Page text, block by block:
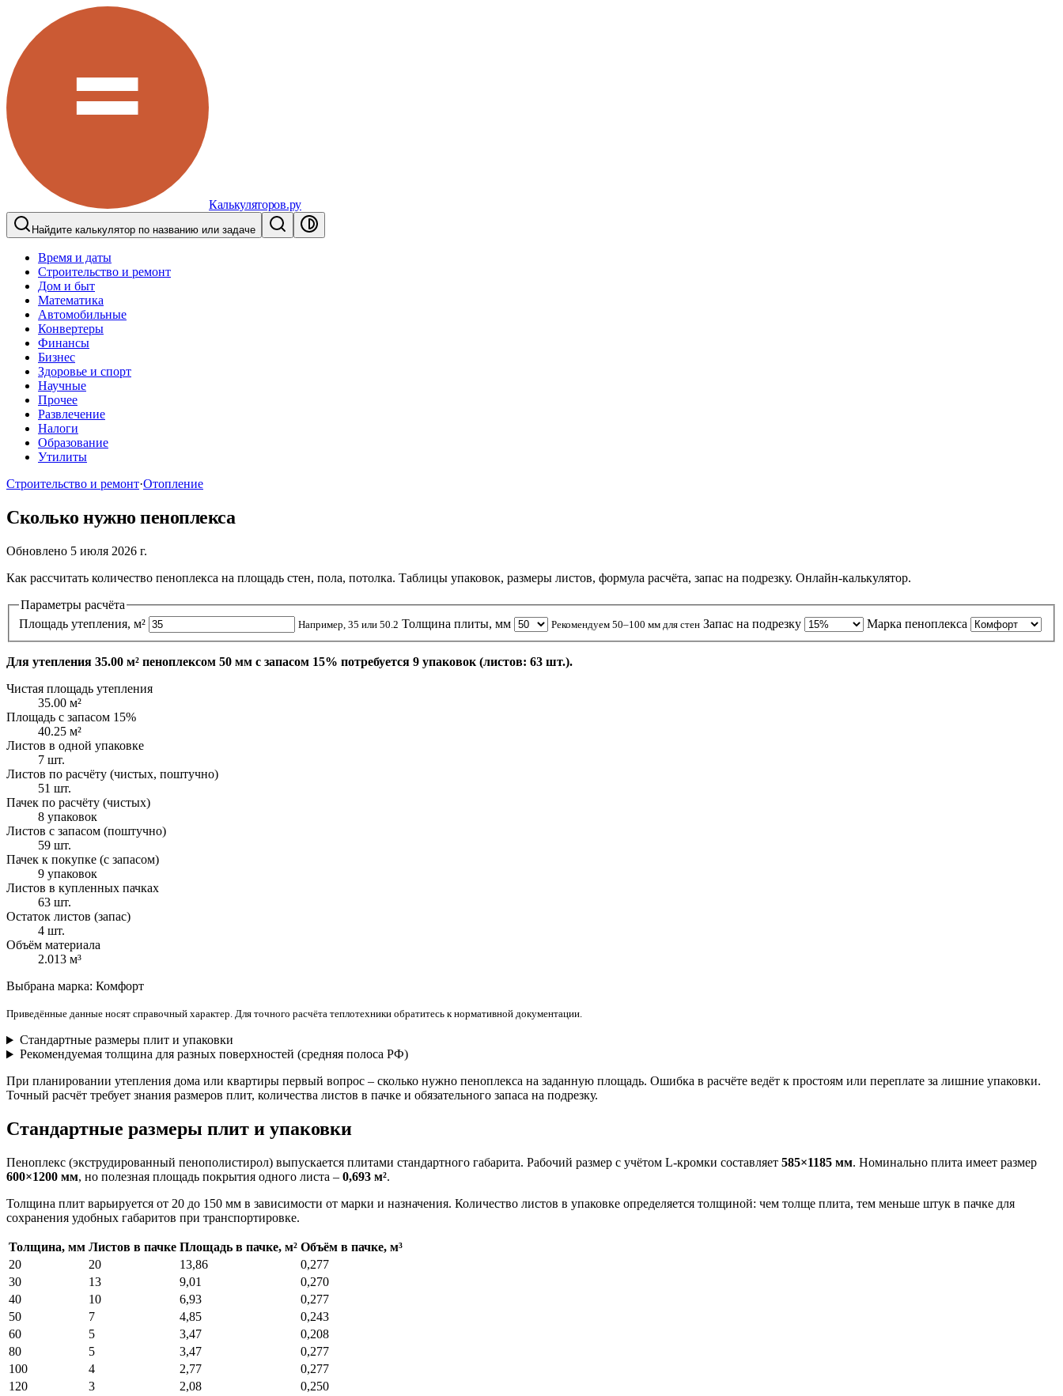
Калькуляторов.ру
Найдите калькулятор по названию или задаче
Время и даты
Строительство и ремонт
Дом и быт
Математика
Автомобильные
Конвертеры
Финансы
Бизнес
Здоровье и спорт
Научные
Прочее
Развлечение
Налоги
Образование
Утилиты
Строительство и ремонт·Отопление
Сколько нужно пеноплекса
Обновлено 5 июля 2026 г.
Как рассчитать количество пеноплекса на площадь стен, пола, потолка. Таблицы упаковок, размеры листов, формула расчёта, запас на подрезку. Онлайн-калькулятор.
Параметры расчёта
Площадь утепления, м²
Например, 35 или 50.2 Толщина плиты, мм Рекомендуем 50–100 мм для стен Запас на подрезку Марка пеноплекса
Для утепления 35.00 м² пеноплексом 50 мм с запасом 15% потребуется 9 упаковок (листов: 63 шт.).
Чистая площадь утепления
35.00 м²
Площадь с запасом 15%
40.25 м²
Листов в одной упаковке
7 шт.
Листов по расчёту (чистых, поштучно)
51 шт.
Пачек по расчёту (чистых)
8 упаковок
Листов с запасом (поштучно)
59 шт.
Пачек к покупке (с запасом)
9 упаковок
Листов в купленных пачках
63 шт.
Остаток листов (запас)
4 шт.
Объём материала
2.013 м³
Выбрана марка: Комфорт
Приведённые данные носят справочный характер. Для точного расчёта теплотехники обратитесь к нормативной документации.
Стандартные размеры плит и упаковки
Рекомендуемая толщина для разных поверхностей (средняя полоса РФ)
При планировании утепления дома или квартиры первый вопрос – сколько нужно пеноплекса на заданную площадь. Ошибка в расчёте ведёт к простоям или переплате за лишние упаковки.
Точный расчёт требует знания размеров плит, количества листов в пачке и обязательного запаса на подрезку.
Стандартные размеры плит и упаковки
Пеноплекс (экструдированный пенополистирол) выпускается плитами стандартного габарита. Рабочий размер с учётом L-кромки составляет 585×1185 мм. Номинально плита имеет размер
600×1200 мм, но полезная площадь покрытия одного листа – 0,693 м².
Толщина плит варьируется от 20 до 150 мм в зависимости от марки и назначения. Количество листов в упаковке определяется толщиной: чем толще плита, тем меньше штук в пачке для
сохранения удобных габаритов при транспортировке.
Толщина, мм Листов в пачке Площадь в пачке, м² Объём в пачке, м³
20
20 13,86
0,277
30
13 9,01
0,270
40
10 6,93
0,277
50
7 4,85
0,243
60
5 3,47
0,208
80
5 3,47
0,277
100
4 2,77
0,277
120
3 2,08
0,250